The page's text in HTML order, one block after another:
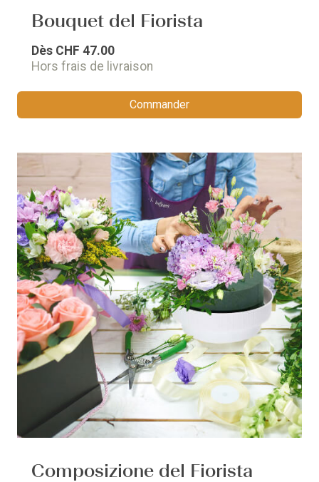
Bouquet del Fiorista
Dès CHF 47.00
Hors frais de livraison
Commander
Composizione del Fiorista